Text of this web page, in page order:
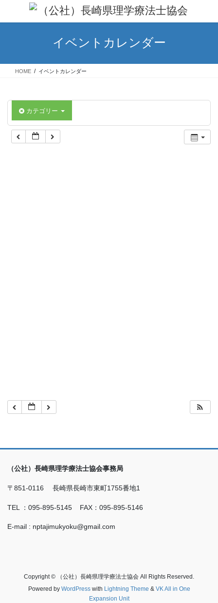
テ
ス
ゲ
ン
イベントカレンダー
HOME イベントカレンダー
カテゴリー
（公社）長崎県理学療法士協会事務局
〒851-0116 長崎県長崎市東町1755番地1
TEL ：095-895-5145 FAX：095-895-5146
E-mail : nptajimukyoku@gmail.com
Copyright © （公社）長崎県理学療法士協会 All Rights Reserved.
Powered by WordPresswith Lightning Theme & VK All in One
Expansion Unit